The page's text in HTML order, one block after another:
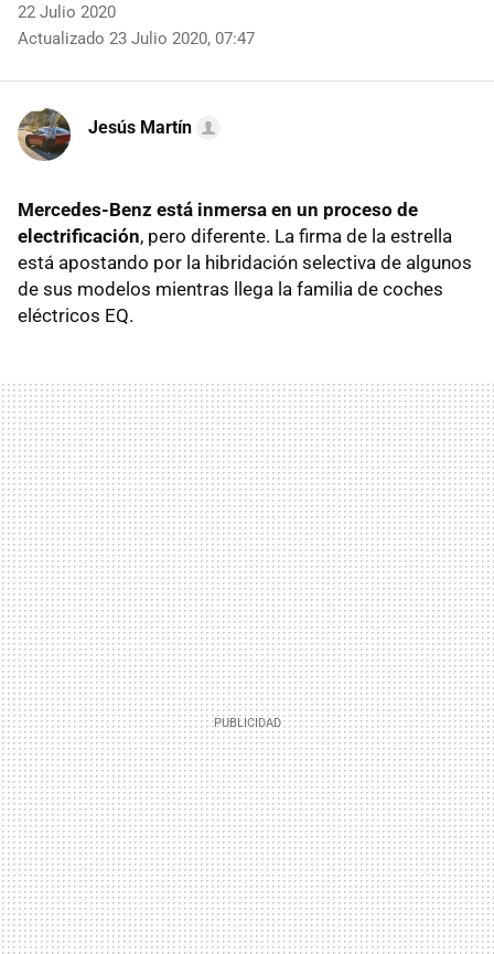
22 Julio 2020
Actualizado 23 Julio 2020, 07:47
Jesús Martín
Mercedes-Benz está inmersa en un proceso de
electrificación, pero diferente. La firma de la estrella
está apostando por la hibridación selectiva de algunos
de sus modelos mientras llega la familia de coches
eléctricos EQ.